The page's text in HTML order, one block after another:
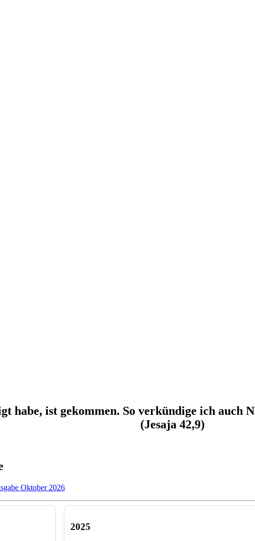
habe, ist gekommen. So verkündige ich auch
(Jesaja 42,9)
Oktober 2026
2025